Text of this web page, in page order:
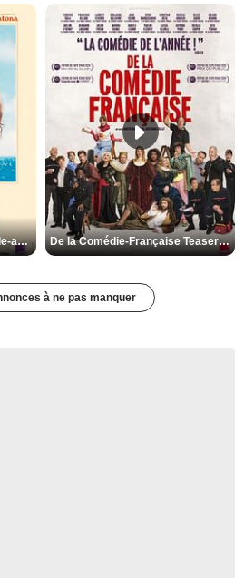
Les Matins merveilleux Bande-annonce VF De la Comédie-Française Teaser VF
à ne pas manquer